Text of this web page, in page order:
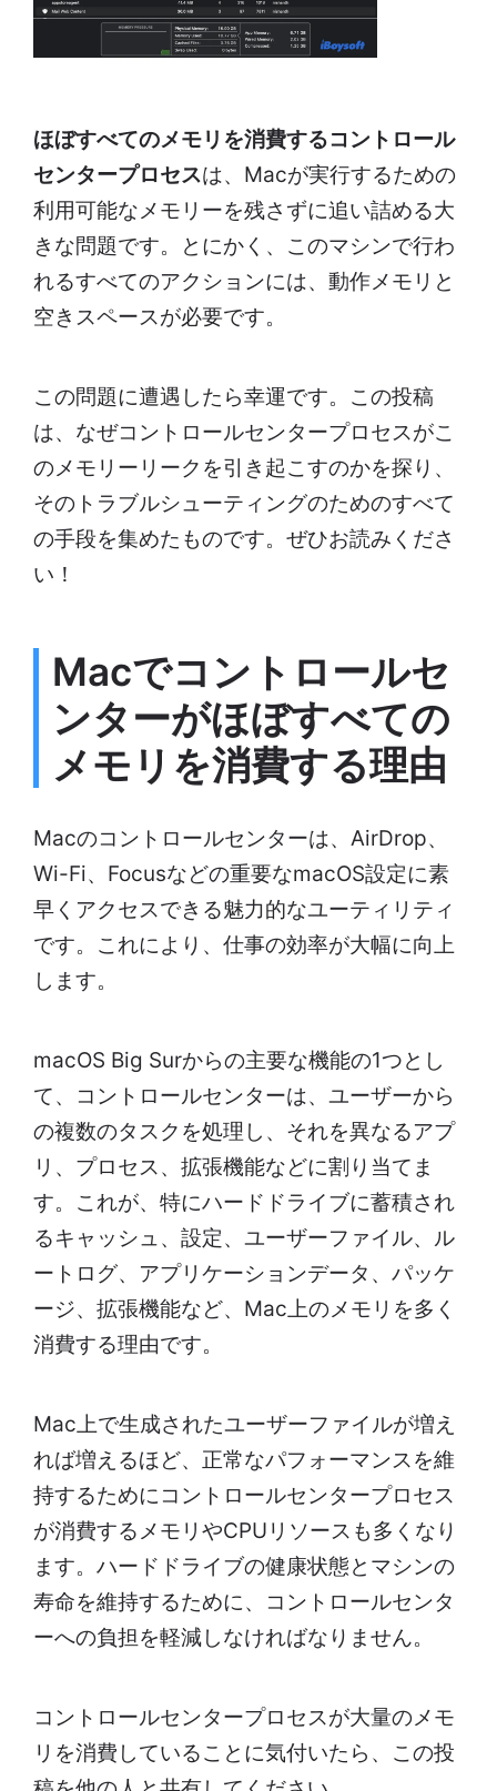
ほぼすべてのメモリを消費するコントロール
センタープロセスは、Macが実行するための
利用可能なメモリーを残さずに追い詰める大
きな問題です。とにかく、このマシンで行わ
れるすべてのアクションには、動作メモリと
空きスペースが必要です。
この問題に遭遇したら幸運です。この投稿
は、なぜコントロールセンタープロセスがこ
のメモリーリークを引き起こすのかを探り、
そのトラブルシューティングのためのすべて
の手段を集めたものです。ぜひお読みくださ
い！
Macでコントロールセ
ンターがほぼすべての
メモリを消費する理由
Macのコントロールセンターは、AirDrop、
Wi-Fi、Focusなどの重要なmacOS設定に素
早くアクセスできる魅力的なユーティリティ
です。これにより、仕事の効率が大幅に向上
します。
macOS Big Surからの主要な機能の1つとし
て、コントロールセンターは、ユーザーから
の複数のタスクを処理し、それを異なるアプ
リ、プロセス、拡張機能などに割り当てま
す。これが、特にハードドライブに蓄積され
るキャッシュ、設定、ユーザーファイル、ル
ートログ、アプリケーションデータ、パッケ
ージ、拡張機能など、Mac上のメモリを多く
消費する理由です。
Mac上で生成されたユーザーファイルが増え
れば増えるほど、正常なパフォーマンスを維
持するためにコントロールセンタープロセス
が消費するメモリやCPUリソースも多くなり
ます。ハードドライブの健康状態とマシンの
寿命を維持するために、コントロールセンタ
ーへの負担を軽減しなければなりません。
コントロールセンタープロセスが大量のメモ
リを消費していることに気付いたら、この投